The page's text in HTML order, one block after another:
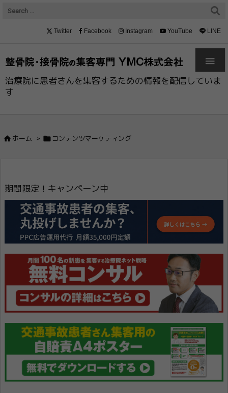
治療院に患者さんを集客するための情報を配信していま
す

Twitter Facebook Instagram YouTube LINE
 ホーム >  コンテンツマーケティング
期間限定！キャンペーン中